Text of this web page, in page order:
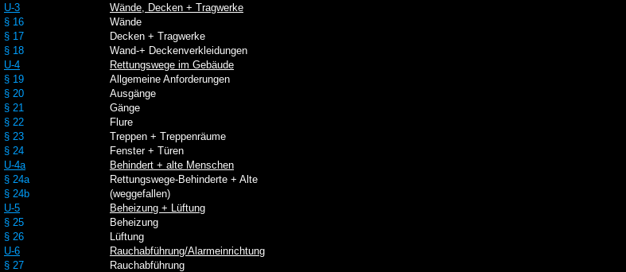
U-3
Wände, Decken + Tragwerke
§ 16
§ 17
§ 18
Wände
Decken + Tragwerke
Wand-+ Deckenverkleidungen
U-4
Rettungswege im Gebäude
§ 19
§ 20
§ 21
§ 22
§ 23
§ 24
Allgemeine Anforderungen
Ausgänge
Gänge
Flure
Treppen + Treppenräume
Fenster + Türen
U-4a
Behindert + alte Menschen
§ 24a
§ 24b
Rettungswege-Behinderte + Alte
(weggefallen)
U-5
Beheizung + Lüftung
§ 25
§ 26
Beheizung
Lüftung
U-6
Rauchabführung/Alarmeinrichtung
§ 27
Rauchabführung